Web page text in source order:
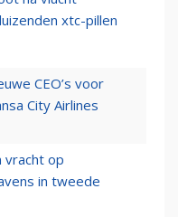
xtc-pillen
CEO’s voor
City Airlines
vracht op
in tweede